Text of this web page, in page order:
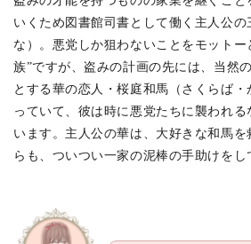
いくため図書館司書として働く主人公の
な）。悪党しか狙わないことをモットー
族”ですが、盗みの計画の先には、当然
とする華の恋人・桜庭和馬（さくらば
っていて、彼は時に悪党たちに襲われる
います。主人公の華は、大好きな和馬
らも、ついつい一家の泥棒の手助けをし